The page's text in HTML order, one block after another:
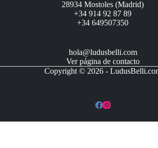
28934 Mostoles (Madrid)
+34 914 92 87 89
+34 649507350
hola@ludusbelli.com
Ver página de contacto
Copyright © 2026 -